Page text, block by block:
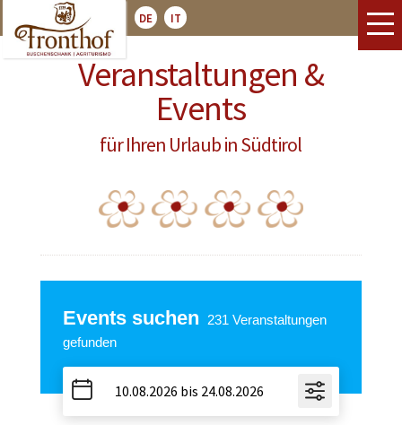
DE IT
Veranstaltungen &
Events
für Ihren Urlaub in Südtirol
Events suchen 231 Veranstaltungen
gefunden